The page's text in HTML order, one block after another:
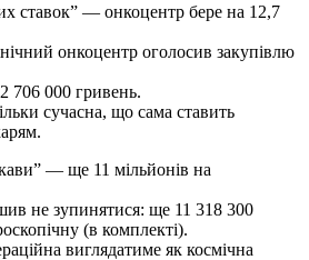
ставок” — онкоцентр бере на 12,7
онкоцентр оголосив закупівлю
706 000 гривень.
сучасна, що сама ставить
— ще 11 мільйонів на
не зупинятися: ще 11 318 300
(в комплекті).
виглядатиме як космічна